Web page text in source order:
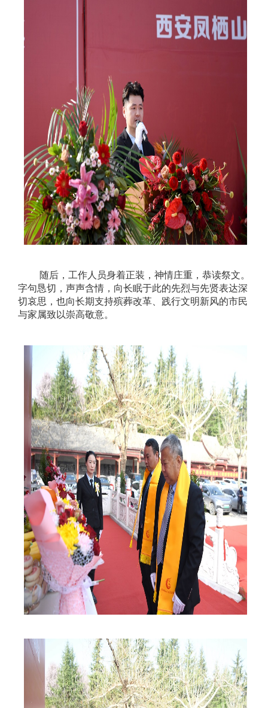
随后，工作人员身着正装，神情庄重，恭读祭文。
字句恳切，声声含情，向长眠于此的先烈与先贤表达深
切哀思，也向长期支持殡葬改革、践行文明新风的市民
与家属致以崇高敬意。